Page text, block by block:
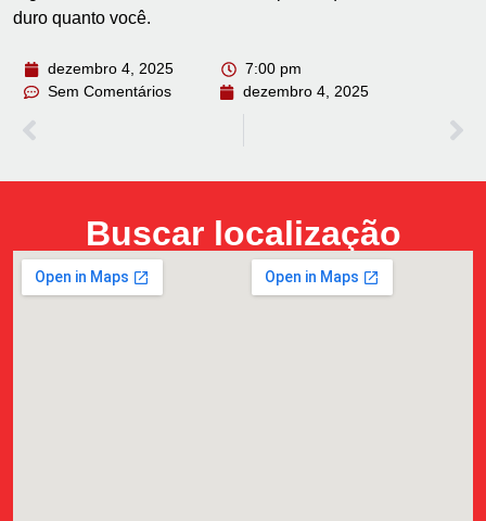
duro quanto você.
dezembro 4, 2025
7:00 pm
Sem Comentários
dezembro 4, 2025
Buscar localização